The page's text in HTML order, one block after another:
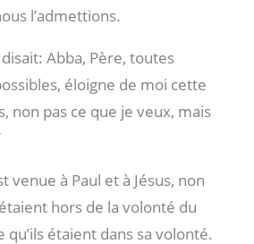
l’admettions.
disait: Abba, Père, toutes
éloigne de moi cette
non pas ce que je veux, mais
venue à Paul et à Jésus, non
hors de la volonté du
qu’ils étaient dans sa volonté.